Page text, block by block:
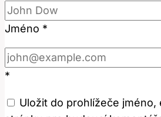
Jméno *
*
Uložit do prohlížeče jméno,